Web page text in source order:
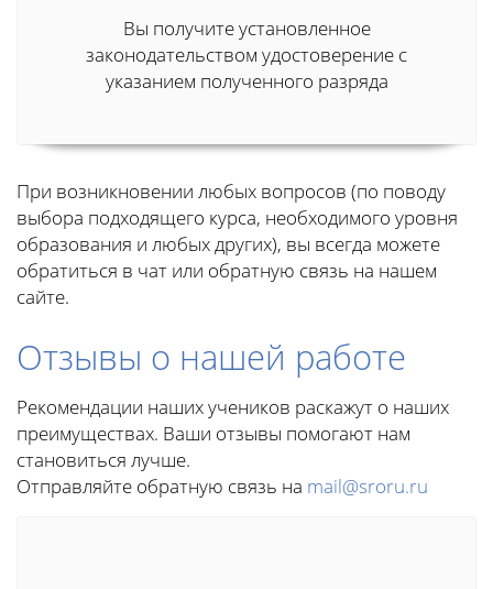
Вы получите установленное
законодательством удостоверение с
указанием полученного разряда
При возникновении любых вопросов (по поводу
выбора подходящего курса, необходимого уровня
образования и любых других), вы всегда можете
обратиться в чат или обратную связь на нашем
сайте.
Отзывы о нашей работе
Рекомендации наших учеников раскажут о наших
преимуществах. Ваши отзывы помогают нам
становиться лучше.
Отправляйте обратную связь на mail@sroru.ru